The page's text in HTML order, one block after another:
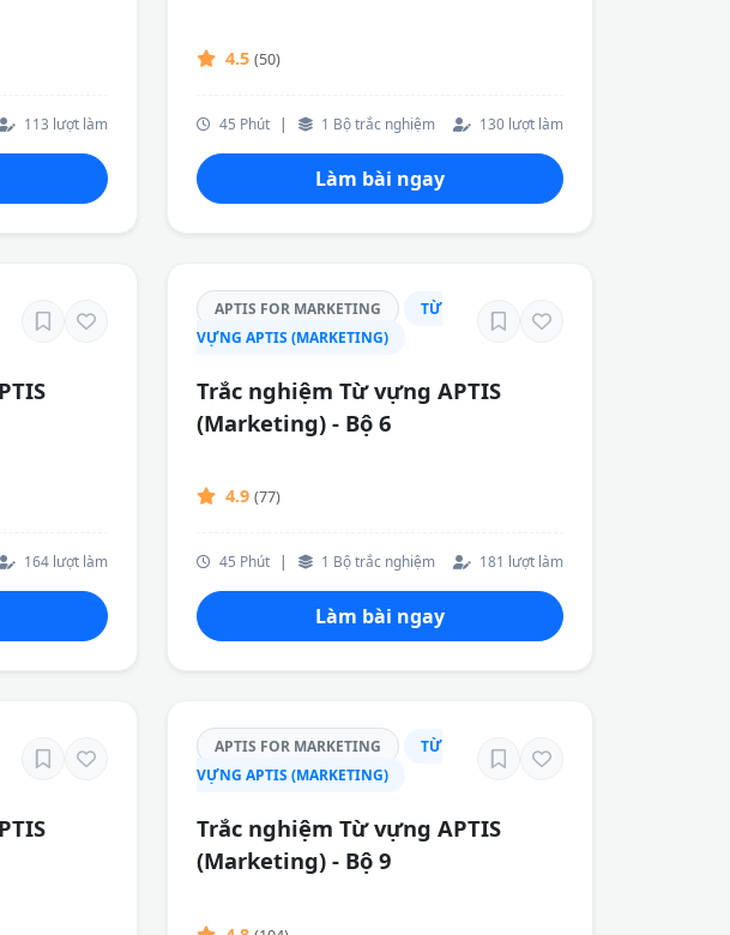
113 lượt làm
4.5 (50)
45 Phút | 1 Bộ trắc nghiệm 130 lượt làm
Làm bài ngay
164 lượt làm
APTIS FOR MARKETING
TỪ
VỰNG APTIS (MARKETING)
Trắc nghiệm Từ vựng APTIS
(Marketing) - Bộ 6
4.9 (77)
45 Phút | 1 Bộ trắc nghiệm 181 lượt làm
Làm bài ngay
APTIS FOR MARKETING
TỪ
VỰNG APTIS (MARKETING)
Trắc nghiệm Từ vựng APTIS
(Marketing) - Bộ 9